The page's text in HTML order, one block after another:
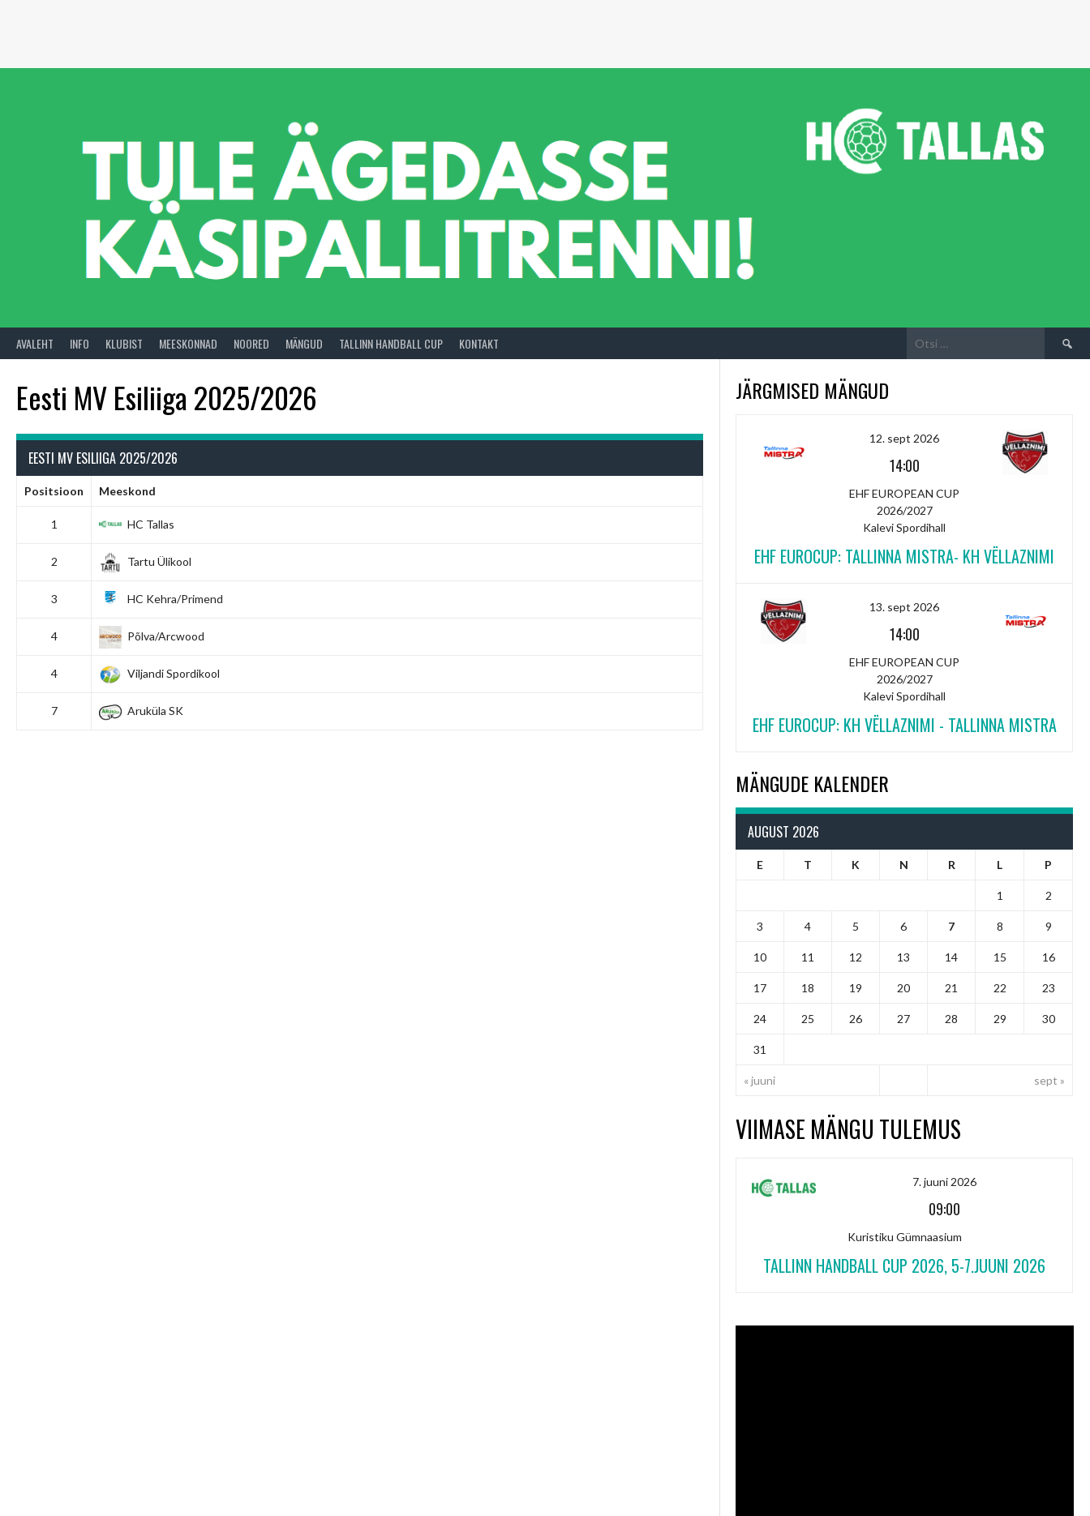
AVALEHT INFO KLUBIST MEESKONNAD NOORED MÄNGUD TALLINN HANDBALL CUP KONTAKT Otsi:
Eesti MV Esiliiga 2025/2026
EESTI MV ESILIIGA 2025/2026
Positsioon Meeskond
1 HC Tallas
2 Tartu Ülikool
3 HC Kehra/Primend
4 Põlva/Arcwood
4 Viljandi Spordikool
7 Aruküla SK
JÄRGMISED MÄNGUD
12. sept 2026
14:00
EHF EUROPEAN CUP
2026/2027
Kalevi Spordihall
EHF EUROCUP: TALLINNA MISTRA- KH VËLLAZNIMI
13. sept 2026
14:00
EHF EUROPEAN CUP
2026/2027
Kalevi Spordihall
EHF EUROCUP: KH VËLLAZNIMI - TALLINNA MISTRA
MÄNGUDE KALENDER
AUGUST 2026
E T K N R L P
« juuni sept »
1 2
3 4 5 6 7 8 9
10 11 12 13 14 15 16
17 18 19 20 21 22 23
24 25 26 27 28 29 30
31
VIIMASE MÄNGU TULEMUS
7. juuni 2026
09:00
Kuristiku Gümnaasium
TALLINN HANDBALL CUP 2026, 5-7.JUUNI 2026